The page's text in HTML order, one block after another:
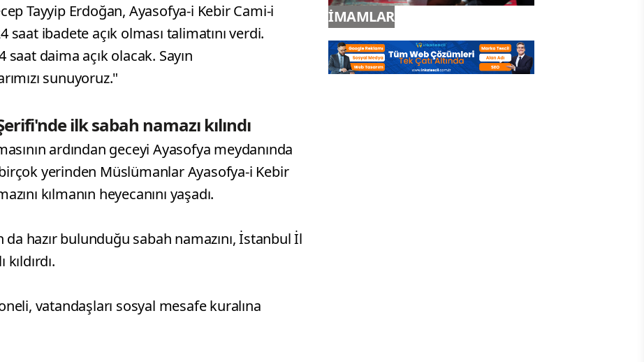
Tayyip Erdoğan, Ayasofya-i Kebir Cami-i
ibadete açık olması talimatını verdi.
daima açık olacak. Sayın
sunuyoruz."
ilk sabah namazı kılındı
ardından geceyi Ayasofya meydanında
yerinden Müslümanlar Ayasofya-i Kebir
kılmanın heyecanını yaşadı.
hazır bulunduğu sabah namazını, İstanbul İl
vatandaşları sosyal mesafe kuralına
İMAMLAR